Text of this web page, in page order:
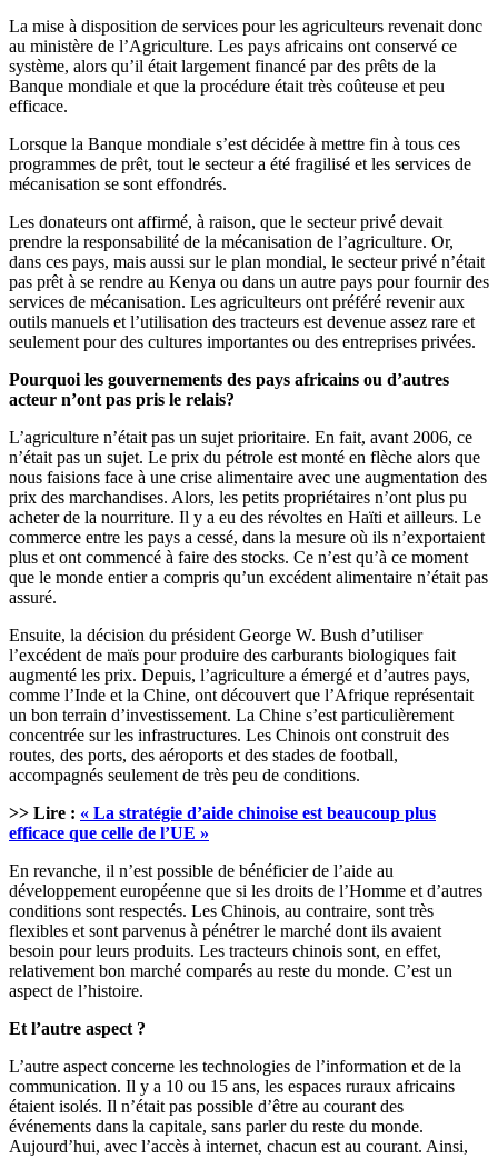
La mise à disposition de services pour les agriculteurs revenait donc
au ministère de l’Agriculture. Les pays africains ont conservé ce
système, alors qu’il était largement financé par des prêts de la
Banque mondiale et que la procédure était très coûteuse et peu
efficace.
Lorsque la Banque mondiale s’est décidée à mettre fin à tous ces
programmes de prêt, tout le secteur a été fragilisé et les services de
mécanisation se sont effondrés.
Les donateurs ont affirmé, à raison, que le secteur privé devait
prendre la responsabilité de la mécanisation de l’agriculture. Or,
dans ces pays, mais aussi sur le plan mondial, le secteur privé n’était
pas prêt à se rendre au Kenya ou dans un autre pays pour fournir des
services de mécanisation. Les agriculteurs ont préféré revenir aux
outils manuels et l’utilisation des tracteurs est devenue assez rare et
seulement pour des cultures importantes ou des entreprises privées.
Pourquoi les gouvernements des pays africains ou d’autres
acteur n’ont pas pris le relais?
L’agriculture n’était pas un sujet prioritaire. En fait, avant 2006, ce
n’était pas un sujet. Le prix du pétrole est monté en flèche alors que
nous faisions face à une crise alimentaire avec une augmentation des
prix des marchandises. Alors, les petits propriétaires n’ont plus pu
acheter de la nourriture. Il y a eu des révoltes en Haïti et ailleurs. Le
commerce entre les pays a cessé, dans la mesure où ils n’exportaient
plus et ont commencé à faire des stocks. Ce n’est qu’à ce moment
que le monde entier a compris qu’un excédent alimentaire n’était pas
assuré.
Ensuite, la décision du président George W. Bush d’utiliser
l’excédent de maïs pour produire des carburants biologiques fait
augmenté les prix. Depuis, l’agriculture a émergé et d’autres pays,
comme l’Inde et la Chine, ont découvert que l’Afrique représentait
un bon terrain d’investissement. La Chine s’est particulièrement
concentrée sur les infrastructures. Les Chinois ont construit des
routes, des ports, des aéroports et des stades de football,
accompagnés seulement de très peu de conditions.
>> Lire : « La stratégie d’aide chinoise est beaucoup plus
efficace que celle de l’UE »
En revanche, il n’est possible de bénéficier de l’aide au
développement européenne que si les droits de l’Homme et d’autres
conditions sont respectés. Les Chinois, au contraire, sont très
flexibles et sont parvenus à pénétrer le marché dont ils avaient
besoin pour leurs produits. Les tracteurs chinois sont, en effet,
relativement bon marché comparés au reste du monde. C’est un
aspect de l’histoire.
Et l’autre aspect ?
L’autre aspect concerne les technologies de l’information et de la
communication. Il y a 10 ou 15 ans, les espaces ruraux africains
étaient isolés. Il n’était pas possible d’être au courant des
événements dans la capitale, sans parler du reste du monde.
Aujourd’hui, avec l’accès à internet, chacun est au courant. Ainsi,